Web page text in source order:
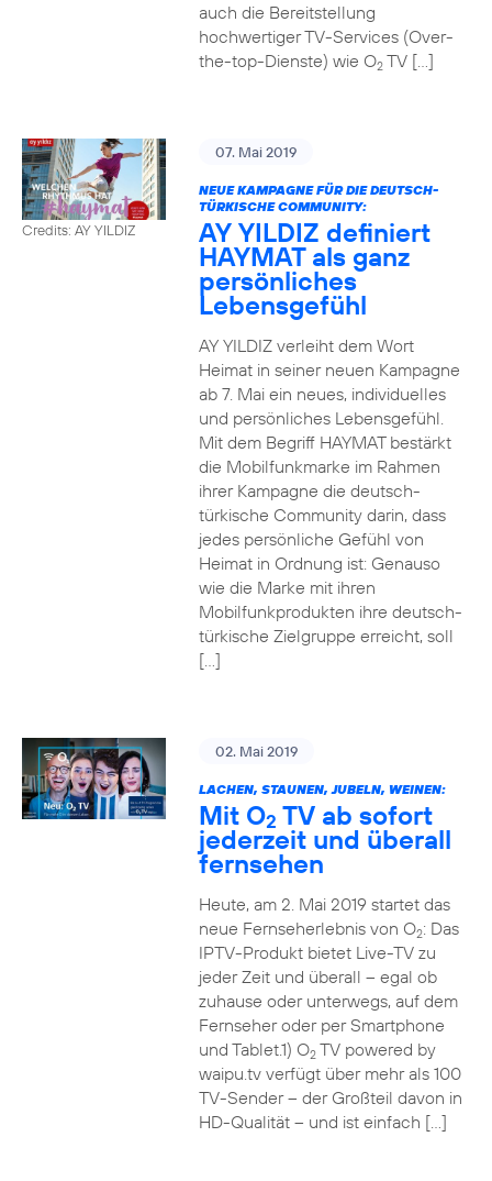
auch die Bereitstellung
hochwertiger TV-Services (Over-
the-top-Dienste) wie O2TV […]
Credits: AY YILDIZ
07. Mai 2019
NEUE KAMPAGNE FÜR DIE DEUTSCH-
TÜRKISCHE COMMUNITY:
AY YILDIZ definiert
HAYMAT als ganz
persönliches
Lebensgefühl
AY YILDIZ verleiht dem Wort
Heimat in seiner neuen Kampagne
ab 7. Mai ein neues, individuelles
und persönliches Lebensgefühl.
Mit dem Begriff HAYMAT bestärkt
die Mobilfunkmarke im Rahmen
ihrer Kampagne die deutsch-
türkische Community darin, dass
jedes persönliche Gefühl von
Heimat in Ordnung ist: Genauso
wie die Marke mit ihren
Mobilfunkprodukten ihre deutsch-
türkische Zielgruppe erreicht, soll
[…]
02. Mai 2019
LACHEN, STAUNEN, JUBELN, WEINEN:
Mit O2 TV ab sofort
jederzeit und überall
fernsehen
Heute, am 2. Mai 2019 startet das
neue Fernseherlebnis von O2: Das
IPTV-Produkt bietet Live-TV zu
jeder Zeit und überall – egal ob
zuhause oder unterwegs, auf dem
Fernseher oder per Smartphone
und Tablet.1) O2TV powered by
waipu.tv verfügt über mehr als 100
TV-Sender – der Großteil davon in
HD-Qualität – und ist einfach […]